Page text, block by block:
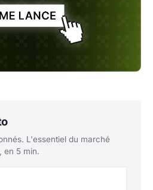
L'essentiel du marché
en 5 min.